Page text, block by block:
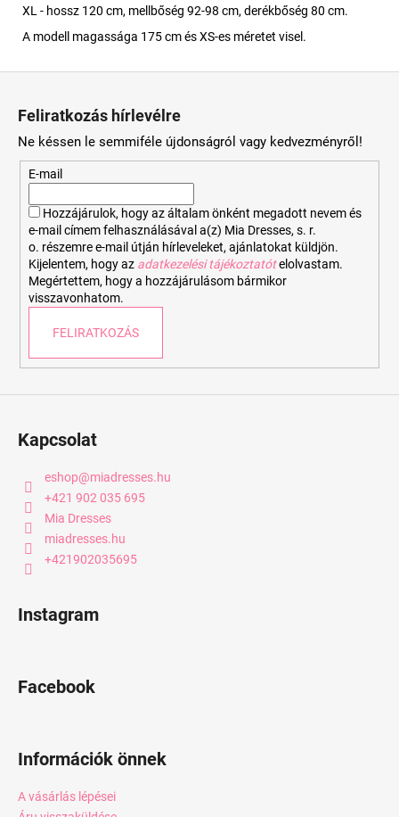
XL - hossz 120 cm, mellbőség 92-98 cm, derékbőség 80 cm.
A modell magassága 175 cm és XS-es méretet visel.
Feliratkozás hírlevélre
Ne késsen le semmiféle újdonságról vagy kedvezményről!
E-mail
Hozzájárulok, hogy az általam önként megadott nevem és
e-mail címem felhasználásával a(z) Mia Dresses, s. r.
o. részemre e-mail útján hírleveleket, ajánlatokat küldjön.
Kijelentem, hogy az adatkezelési tájékoztatót elolvastam.
Megértettem, hogy a hozzájárulásom bármikor
visszavonhatom.
FELIRATKOZÁS
Kapcsolat
eshop@miadresses.hu
+421 902 035 695
Mia Dresses
miadresses.hu
+421902035695
Instagram
Facebook
Információk önnek
A vásárlás lépései